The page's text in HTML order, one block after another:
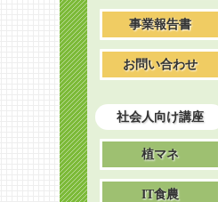
事業報告書
お問い合わせ
社会人向け講座
植マネ
IT食農